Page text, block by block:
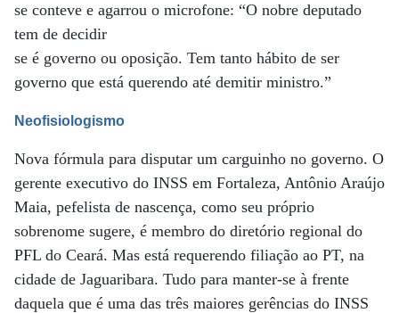
se conteve e agarrou o microfone: “O nobre deputado
tem de decidir
se é governo ou oposição. Tem tanto hábito de ser
governo que está querendo até demitir ministro.”
Neofisiologismo
Nova fórmula para disputar um carguinho no governo. O
gerente executivo do INSS em Fortaleza, Antônio Araújo
Maia, pefelista de nascença, como seu próprio
sobrenome sugere, é membro do diretório regional do
PFL do Ceará. Mas está requerendo filiação ao PT, na
cidade de Jaguaribara. Tudo para manter-se à frente
daquela que é uma das três maiores gerências do INSS